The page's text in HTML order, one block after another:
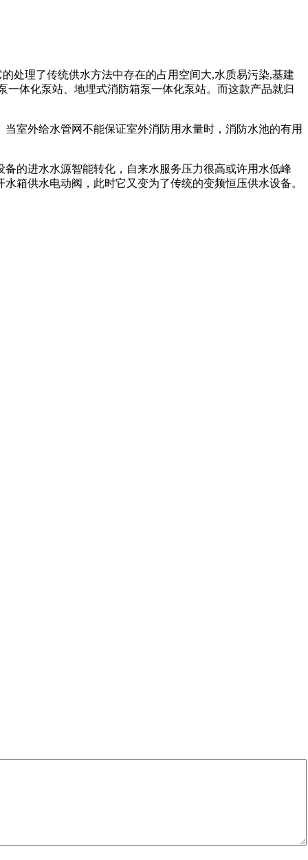
处理了传统供水方法中存在的占用空间大,水质易污染,基建
体化泵站、地埋式消防箱泵一体化泵站。而这款产品就归
室外给水管网不能保证室外消防用水量时，消防水池的有用
的进水水源智能转化，自来水服务压力很高或许用水低峰
箱供水电动阀，此时它又变为了传统的变频恒压供水设备。